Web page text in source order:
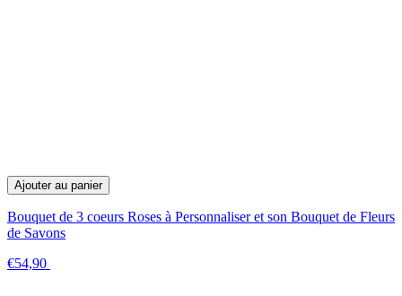
Ajouter au panier
Bouquet de 3 coeurs Roses à Personnaliser et son Bouquet de Fleurs
de Savons
€54,90